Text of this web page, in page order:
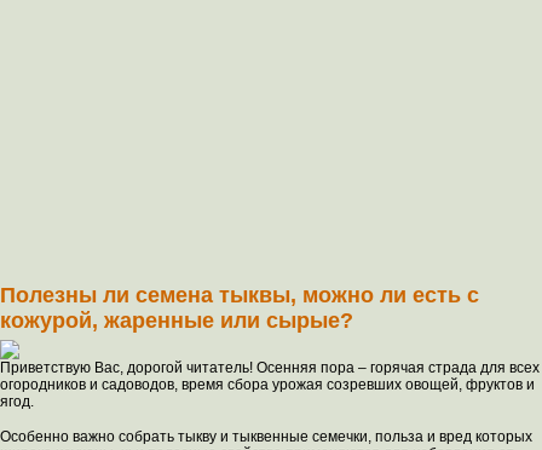
Полезны ли семена тыквы, можно ли есть с
кожурой, жаренные или сырые?
Приветствую Вас, дорогой читатель! Осенняя пора – горячая страда для всех
огородников и садоводов, время сбора урожая созревших овощей, фруктов и
ягод.
Особенно важно собрать тыкву и тыквенные семечки, польза и вред которых